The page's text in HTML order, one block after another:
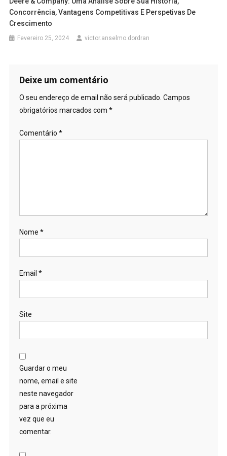
Concorrência, Vantagens Competitivas E Perspetivas De
Crescimento
Fevereiro 25, 2024 victor.anselmo.dordran
Deixe um comentário
O seu endereço de email não será publicado. Campos
obrigatórios marcados com *
Comentário *
Nome *
Email *
Site
Guardar o meu
nome, email e site
neste navegador
para a próxima
vez que eu
comentar.